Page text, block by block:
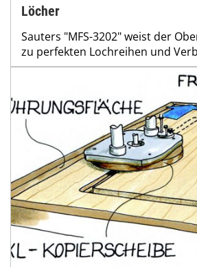
Löcher
Sauters "MFS-3202" weist der
zu perfekten Lochreihen und